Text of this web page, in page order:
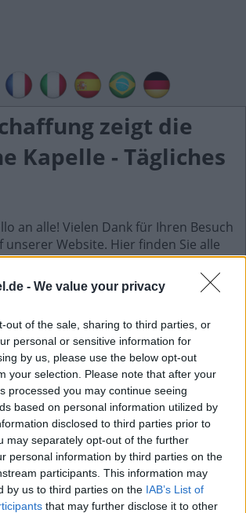
- We value your privacy
out of the sale, sharing to third parties, or
personal or sensitive information for
by us, please use the below opt-out
your selection. Please note that after your
processed you may continue seeing
based on personal information utilized by
disclosed to third parties prior to
may separately opt-out of the further
personal information by third parties on the
participants. This information may
by us to third parties on the IAB’s List of
that may further disclose it to other
zeigt die
Kapelle - Tägliches
an alle! Vielen Dank für Ihren Besuch
unserer Website. Hier finden Sie alle
zum Tägliches Rätselspiel.
Rätsel ist die neue wunderbare
mit Spielen wie
All diese unglaublichen Spiele sind
diesen Puzzlespielen können Sie
die Antworten erraten, die
und sie schlagen. Entwickelt
bekannt für seine besten Puzzle-
und Apple-Store.
von Rätseln direkt auf Ihrem
oder wiederholen Sie Ihre
und wo Sie möchten! Trainieren Sie
Sie jeden Tag brillante
Sie Ihren Wortschatz und Ihr